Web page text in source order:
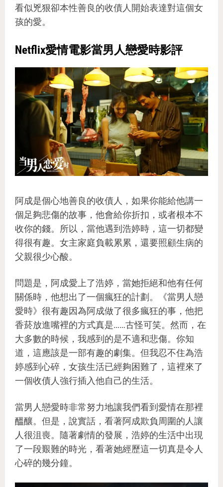
看似兇狠卻本性善良的收債人開始表達對這個女
孩的愛。
Netflix愛情電影當男人戀愛時影評
阿成是個心地善良的收債人，如果你能給他講一
個足夠悲傷的故事，他會給你折扣，或者根本不
收你的錢。所以，當他遇到浩婷時，這一切都變
得很有趣。女主家庭負載累累，還要照顧生病的
父親很少心酸。
問題是，阿成愛上了浩婷，當她拒絕和他有任何
關係時，他想出了一個瘋狂的計劃。《當男人戀
愛時》很有趣因為阿成做了很多瘋狂的事，他把
香菸放進嘴裡的方式真是……古怪可笑。然而，在
大多數的時候，我感到的是不適和悲傷。你知
道，這應該是一部有趣的劇集。但我忍不住為浩
婷感到心碎，女孩生活已經夠困難了，這裡來了
一個收債人強行插入他自己的生活。
當男人戀愛時非常努力地讓我們看到愛情在那裡
醞釀。但是，說實話，看著阿成欺負周圍的人讓
人很沮喪。隨著劇情的發展，浩婷的生活中出現
了一段艱難的時光，看著她經歷這一切真是令人
心碎的幾分鐘。